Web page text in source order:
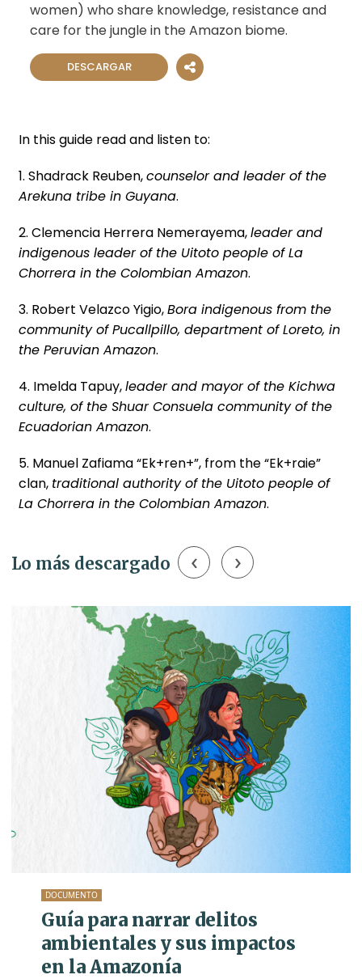
women) who share knowledge, resistance and
care for the jungle in the Amazon biome.
DESCARGAR
In this guide read and listen to:
1. Shadrack Reuben,counselor and leader of the
Arekuna tribe in Guyana.
2. Clemencia Herrera Nemerayema,leader and
indigenous leader of the Uitoto people of La
Chorrera in the Colombian Amazon.
3. Robert Velazco Yigio,Bora indigenous from the
community of Pucallpillo, department of Loreto, in
the Peruvian Amazon.
4. Imelda Tapuy,leader and mayor of the Kichwa
culture, of the Shuar Consuela community of the
Ecuadorian Amazon.
5. Manuel Zafiama “Ek+ren+”, from the “Ek+raie”
clan, traditional authority of the Uitoto people of
La Chorrera in the Colombian Amazon.
Lo más descargado ‹ ›
DOCUMENTO
Guía para narrar delitos
ambientales y sus impactos
en la Amazonía